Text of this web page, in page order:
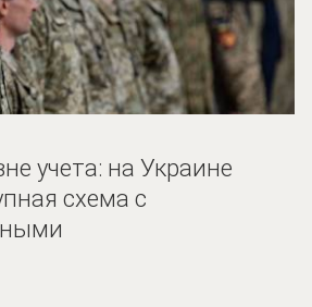
учета: на Украине
схема с